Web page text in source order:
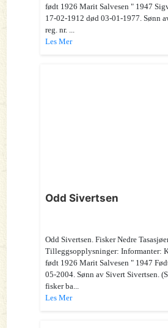
født 1926 Marit Salvesen " 1947
17-02-1912 død 03-01-1977. Sønn
reg. nr. ...
Les Mer
Odd Sivertsen
Odd Sivertsen. Fisker Nedre
Tilleggsopplysninger: Informanter:
født 1926 Marit Salvesen " 1947
05-2004. Sønn av Sivert Sivertsen.
fisker ba...
Les Mer